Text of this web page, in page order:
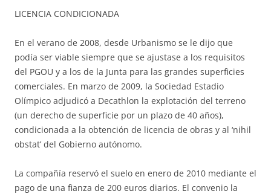
LICENCIA CONDICIONADA
En el verano de 2008, desde Urbanismo se le dijo que
podía ser viable siempre que se ajustase a los requisitos
del PGOU y a los de la Junta para las grandes superficies
comerciales. En marzo de 2009, la Sociedad Estadio
Olímpico adjudicó a Decathlon la explotación del terreno
(un derecho de superficie por un plazo de 40 años),
condicionada a la obtención de licencia de obras y al ‘nihil
obstat’ del Gobierno autónomo.
La compañía reservó el suelo en enero de 2010 mediante el
pago de una fianza de 200 euros diarios. El convenio la